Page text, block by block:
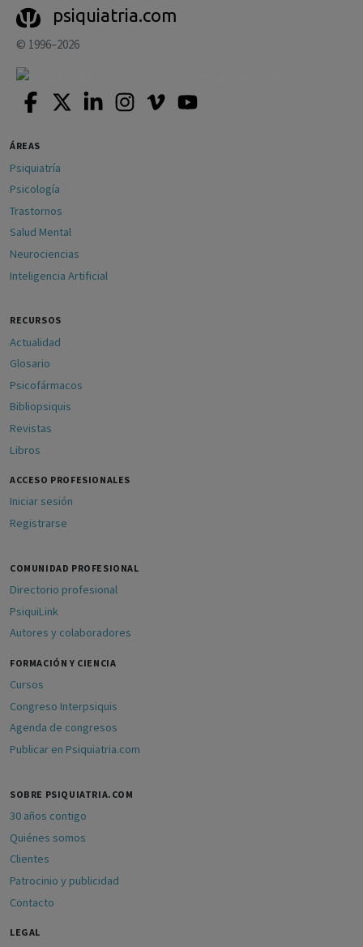
psiquiatria.com
© 1996–2026
ÁREAS
Psiquiatría
Psicología
Trastornos
Salud Mental
Neurociencias
Inteligencia Artificial
RECURSOS
Actualidad
Glosario
Psicofármacos
Bibliopsiquis
Revistas
Libros
ACCESO PROFESIONALES
Iniciar sesión
Registrarse
COMUNIDAD PROFESIONAL
Directorio profesional
PsiquiLink
Autores y colaboradores
FORMACIÓN Y CIENCIA
Cursos
Congreso Interpsiquis
Agenda de congresos
Publicar en Psiquiatria.com
SOBRE PSIQUIATRIA.COM
30 años contigo
Quiénes somos
Clientes
Patrocinio y publicidad
Contacto
LEGAL